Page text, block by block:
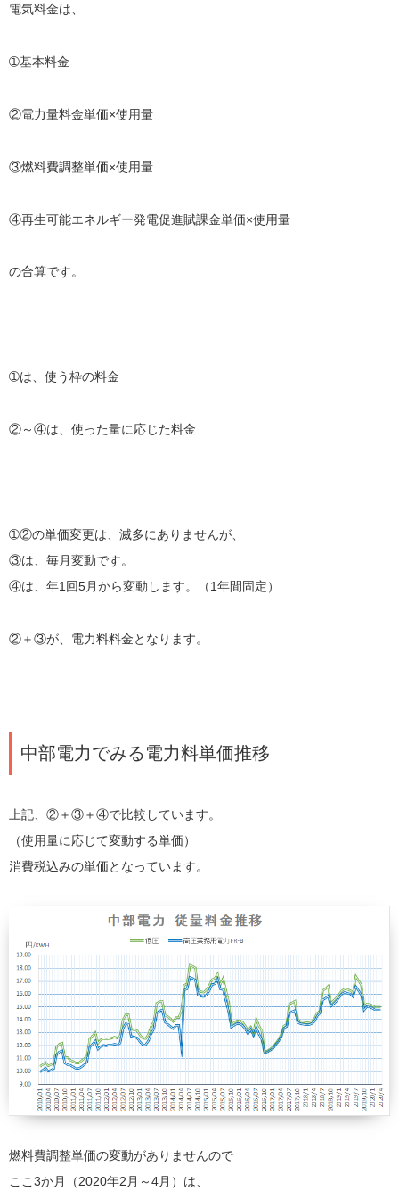
電気料金は、
➀基本料金
②電力量料金単価×使用量
③燃料費調整単価×使用量
④再生可能エネルギー発電促進賦課金単価×使用量
の合算です。
➀は、使う枠の料金
②～④は、使った量に応じた料金
➀②の単価変更は、滅多にありませんが、
③は、毎月変動です。
④は、年1回5月から変動します。（1年間固定）
②＋③が、電力料料金となります。
中部電力でみる電力料単価推移
上記、②＋③＋④で比較しています。
（使用量に応じて変動する単価）
消費税込みの単価となっています。
燃料費調整単価の変動がありませんので
ここ3か月（2020年2月～4月）は、